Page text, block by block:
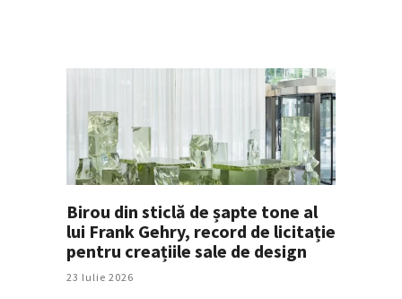
Birou din sticlă de șapte tone al
lui Frank Gehry, record de licitație
pentru creațiile sale de design
23 Iulie 2026